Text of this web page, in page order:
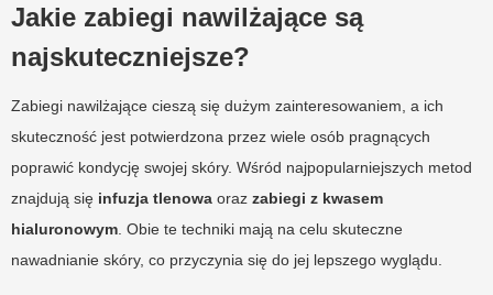
Jakie zabiegi nawilżające są
najskuteczniejsze?
Zabiegi nawilżające cieszą się dużym zainteresowaniem, a ich
skuteczność jest potwierdzona przez wiele osób pragnących
poprawić kondycję swojej skóry. Wśród najpopularniejszych metod
znajdują się infuzja tlenowa oraz zabiegi z kwasem
hialuronowym . Obie te techniki mają na celu skuteczne
nawadnianie skóry, co przyczynia się do jej lepszego wyglądu.